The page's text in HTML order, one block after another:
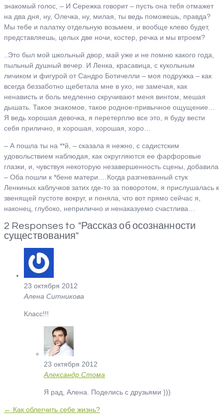
знакомый голос, – И Сережка говорит – пусть она тебя отмажет
на два дня, ну, Олечка, ну, милая, ты ведь поможешь, правда?
Мы тебе и палатку отдельную возьмем, и вообще клево будет,
представляешь, целых две ночи, костер, речка и мы втроем?
..Это был мой школьный двор, май уже и не помню какого года,
пыльный душный вечер. И Ленка, красавица, с кукольным
личиком и фигурой от Сандро Ботичелли – моя подружка – как
всегда беззаботно щебетала мне в ухо, не замечая, как
ненависть и боль медленно скручивают меня винтом, мешая
дышать. Такое знакомое, такое родное-привычное ощущение…
Я ведь хорошая девочка, я перетерплю все это, я буду вести
себя прилично, я хорошая, хорошая, хоро…
– А пошла ты на **й, – сказала я нежно, с садистским
удовольствием наблюдая, как округляются ее фарфоровые
глазки, и, чувствуя некоторую незавершенность сцены, добавила
– Оба пошли к *бене матери.…Когда разгневанный стук
Ленкиных каблучков затих где-то за поворотом, я прислушалась к
звенящей пустоте вокруг, и поняла, что вот прямо сейчас я,
наконец, глубоко, неприлично и ненаказуемо счастлива…
2 Responses to "Рассказ об осознанности
существования"
23 октября 2012
Алена Ситникова
Класс!!!
23 октября 2012
Александр Стома
Я рад, Алена. Поделись с друзьями )))
← Как облегчить себе жизнь?